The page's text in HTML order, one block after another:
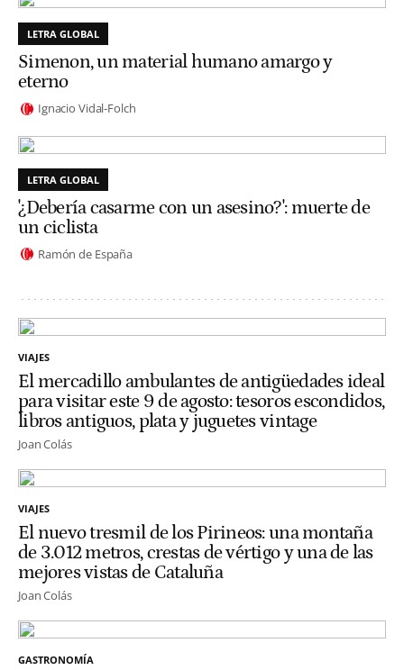
LETRA GLOBAL
Simenon, un material humano amargo y
eterno
Ignacio Vidal-Folch
LETRA GLOBAL
'¿Debería casarme con un asesino?': muerte de
un ciclista
Ramón de España
VIAJES
El mercadillo ambulantes de antigüedades ideal
para visitar este 9 de agosto: tesoros escondidos,
libros antiguos, plata y juguetes vintage
Joan Colás
VIAJES
El nuevo tresmil de los Pirineos: una montaña
de 3.012 metros, crestas de vértigo y una de las
mejores vistas de Cataluña
Joan Colás
GASTRONOMÍA